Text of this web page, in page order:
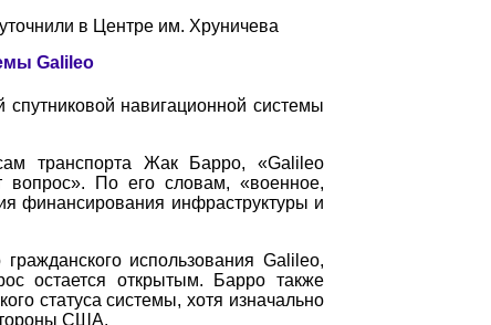
в Центре им. Хруничева
Galileo
навигационной системы
транспорта Жак Барро, «Galileo
вопрос». По его словам, «военное,
финансирования инфраструктуры и
использования Galileo,
остается открытым. Барро также
статуса системы, хотя изначально
США.